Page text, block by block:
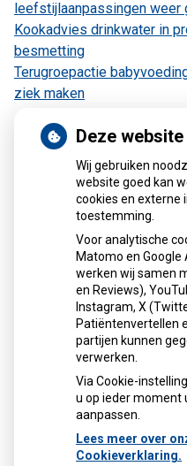
leefstijlaanpassingen
Kookadvies drinkwater in
besmetting
Terugroepactie
ziek maken
U heeft geen
externe inhoud
Cookie-
Deze
Wij gebruiken
website goed kan
cookies en externe
toestemming.
Voor analytische
Matomo en Google
werken wij samen
en Reviews),
Instagram, X
Patiëntenvertellen
partijen kunnen
verwerken.
Via Cookie-
u op ieder
aanpassen.
Lees meer over
Cookieverklaring.